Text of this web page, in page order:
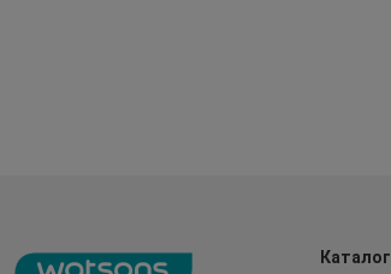
Каталог